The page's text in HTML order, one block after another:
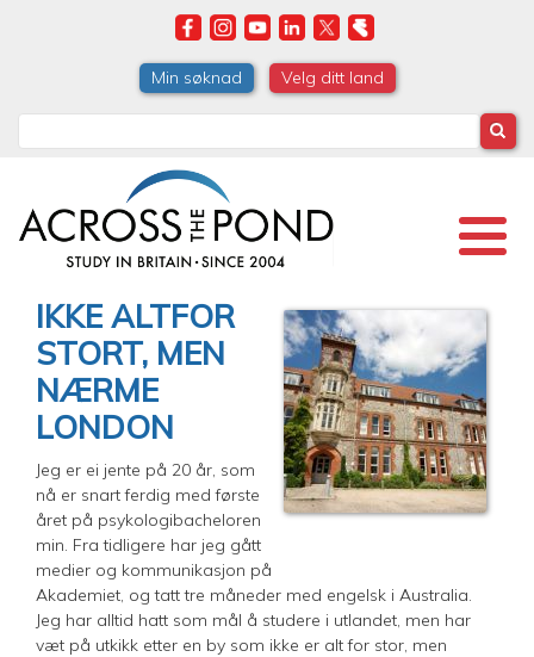
Min søknad Velg ditt land
IKKE ALTFOR
STORT, MEN
NÆRME
LONDON
Jeg er ei jente på 20 år, som
nå er snart ferdig med første
året på psykologibacheloren
min. Fra tidligere har jeg gått
medier og kommunikasjon på
Akademiet, og tatt tre måneder med engelsk i Australia.
Jeg har alltid hatt som mål å studere i utlandet, men har
væt på utkikk etter en by som ikke er alt for stor, men